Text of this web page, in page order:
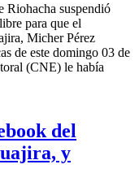
Riohacha suspendió
para que el
Micher Pérez
de este domingo 03 de
(CNE) le había
del
y